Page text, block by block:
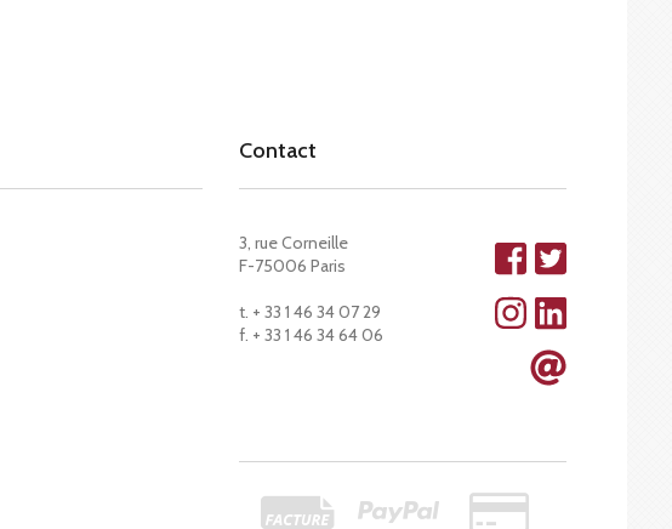
Contact
3, rue Corneille
F-75006 Paris
t. + 33 1 46 34 07 29
f. + 33 1 46 34 64 06